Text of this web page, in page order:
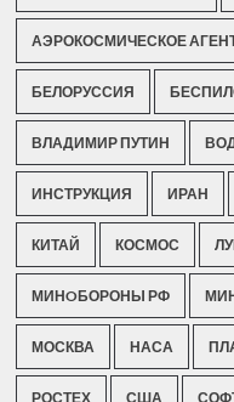
АЭРОКОСМИЧЕСКОЕ
БЕЛОРУССИЯ
ВЛАДИМИР ПУТИН
ИНСТРУКЦИЯ ИРАН
КИТАЙ КОСМОС
МИНOБОРОНЫ РФ
МОСКВА НАСА
РОСТЕХ США